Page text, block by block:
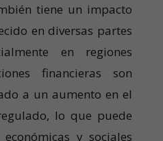
tiene un impacto
en diversas partes
en regiones
financieras son
a un aumento en el
lo que puede
económicas y sociales